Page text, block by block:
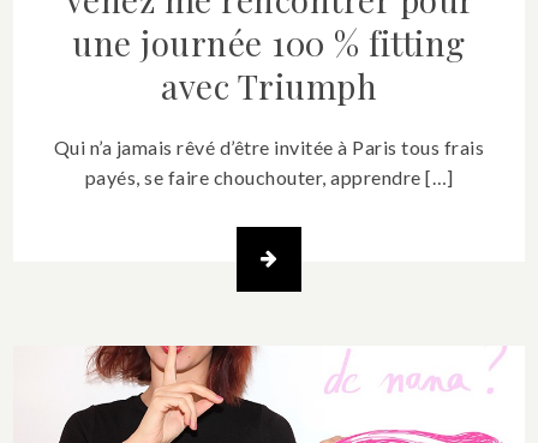
une journée 100 % fitting
avec Triumph
Qui n’a jamais rêvé d’être invitée à Paris tous frais
payés, se faire chouchouter, apprendre […]